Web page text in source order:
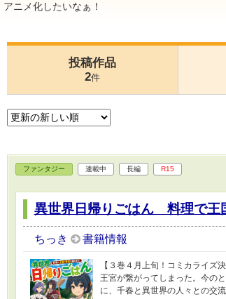
アニメ化したいなぁ！
投稿作品
2件
ファンタジー 連載中 長編 R15
異世界日帰りごはん 料理で王
ちっき 書籍情報
【３巻４月上旬！コミカライズ
王宮が繋がってしまった。今の
に、千春と異世界の人々との交